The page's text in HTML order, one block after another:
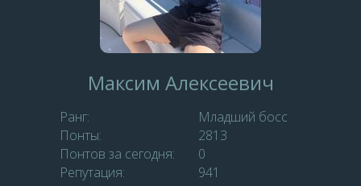
Максим Алексеевич
Ранг:
Младший босс
Понты:
2813
Понтов за сегодня:
0
Репутация:
941